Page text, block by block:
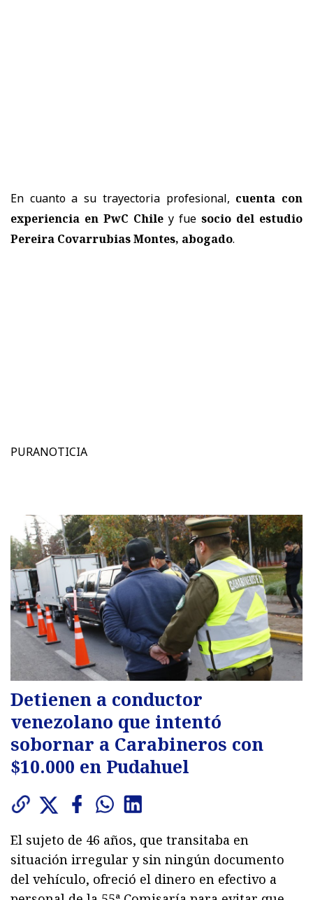
En cuanto a su trayectoria profesional, cuenta con
experiencia en PwC Chile y fue socio del estudio
Pereira Covarrubias Montes, abogado.
PURANOTICIA
Detienen a conductor
venezolano que intentó
sobornar a Carabineros con
$10.000 en Pudahuel
El sujeto de 46 años, que transitaba en
situación irregular y sin ningún documento
del vehículo, ofreció el dinero en efectivo a